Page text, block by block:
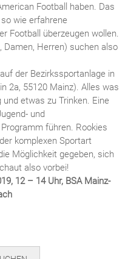
Football haben. Das
wie erfahrene
Football überzeugen wollen.
Damen, Herren) suchen also
der Bezirkssportanlage in
2a, 55120 Mainz). Alles was
etwas zu Trinken. Eine
und
führen. Rookies
komplexen Sportart
Möglichkeit gegeben, sich
also vorbei!
12 – 14 Uhr, BSA Mainz-